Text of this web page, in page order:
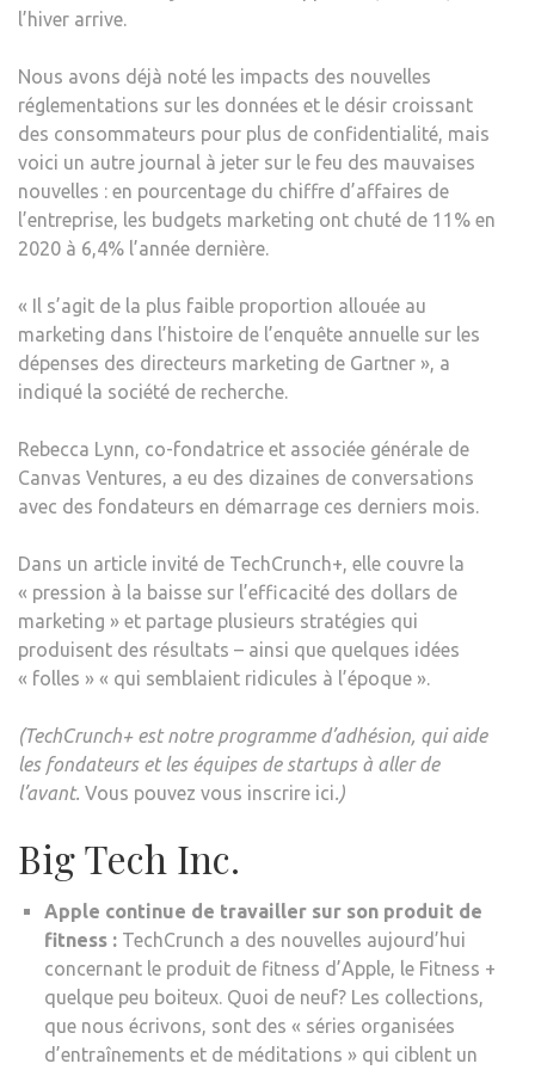
l’hiver arrive.
Nous avons déjà noté les impacts des nouvelles
réglementations sur les données et le désir croissant
des consommateurs pour plus de confidentialité, mais
voici un autre journal à jeter sur le feu des mauvaises
nouvelles : en pourcentage du chiffre d’affaires de
l’entreprise, les budgets marketing ont chuté de 11% en
2020 à 6,4% l’année dernière.
« Il s’agit de la plus faible proportion allouée au
marketing dans l’histoire de l’enquête annuelle sur les
dépenses des directeurs marketing de Gartner », a
indiqué la société de recherche.
Rebecca Lynn, co-fondatrice et associée générale de
Canvas Ventures, a eu des dizaines de conversations
avec des fondateurs en démarrage ces derniers mois.
Dans un article invité de TechCrunch+, elle couvre la
« pression à la baisse sur l’efficacité des dollars de
marketing » et partage plusieurs stratégies qui
produisent des résultats – ainsi que quelques idées
« folles » « qui semblaient ridicules à l’époque ».
(TechCrunch+ est notre programme d’adhésion, qui aide
les fondateurs et les équipes de startups à aller de
l’avant. Vous pouvez vous inscrire ici.)
Big Tech Inc.
Apple continue de travailler sur son produit de
fitness : TechCrunch a des nouvelles aujourd’hui
concernant le produit de fitness d’Apple, le Fitness +
quelque peu boiteux. Quoi de neuf? Les collections,
que nous écrivons, sont des « séries organisées
d’entraînements et de méditations » qui ciblent un